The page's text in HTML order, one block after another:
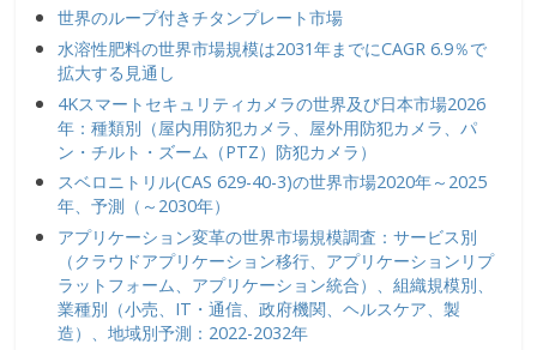
世界のループ付きチタンプレート市場
水溶性肥料の世界市場規模は2031年までにCAGR 6.9％で
拡大する見通し
4Kスマートセキュリティカメラの世界及び日本市場2026
年：種類別（屋内用防犯カメラ、屋外用防犯カメラ、パ
ン・チルト・ズーム（PTZ）防犯カメラ）
スベロニトリル(CAS 629-40-3)の世界市場2020年～2025
年、予測（～2030年）
アプリケーション変革の世界市場規模調査：サービス別
（クラウドアプリケーション移行、アプリケーションリプ
ラットフォーム、アプリケーション統合）、組織規模別、
業種別（小売、IT・通信、政府機関、ヘルスケア、製
造）、地域別予測：2022-2032年